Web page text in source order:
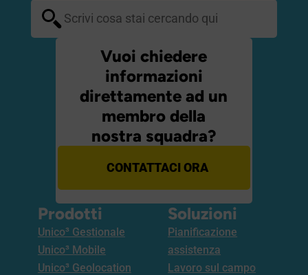
Vuoi chiedere
informazioni
direttamente ad un
membro della
nostra squadra?
CONTATTACI ORA
Prodotti
Unico³ Gestionale
Unico³ Mobile
Unico³ Geolocation
Soluzioni
Pianificazione
assistenza
Lavoro sul campo